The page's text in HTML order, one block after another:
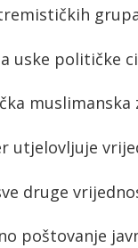
uske političke
utjelovljuje
druge
poštovanje